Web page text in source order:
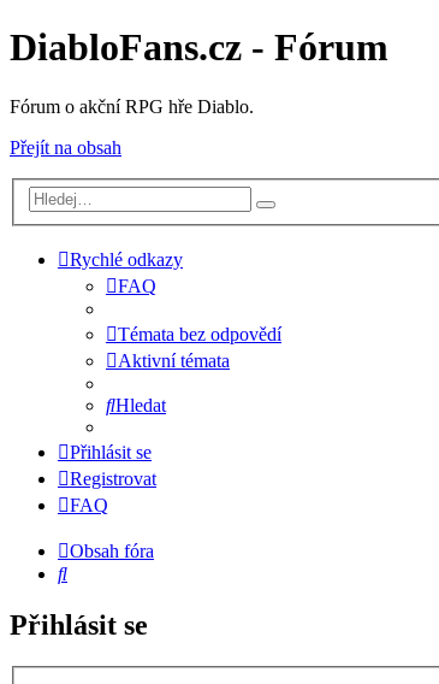
DiabloFans.cz - Fórum
Fórum o akční RPG hře Diablo.
Přejít na obsah
Rychlé odkazy
FAQ
Témata bez odpovědí
Aktivní témata
Hledat
Přihlásit se
Registrovat
FAQ
Obsah fóra
Hledat
Přihlásit se